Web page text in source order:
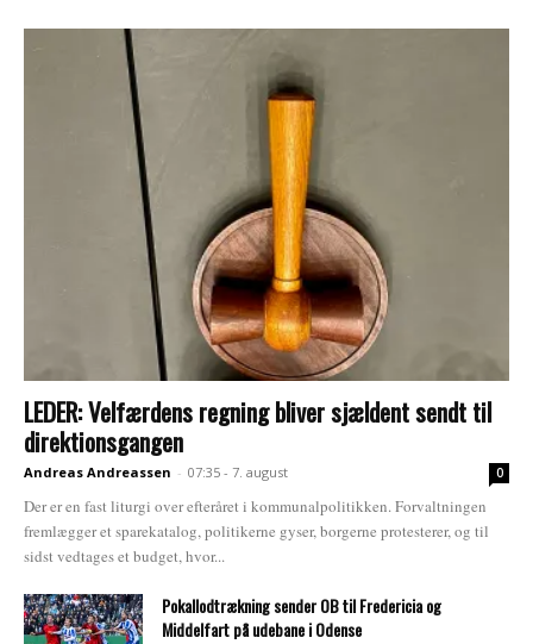
LEDER: Velfærdens regning bliver sjældent sendt til
direktionsgangen
Andreas Andreassen - 07:35 - 7. august 0
Der er en fast liturgi over efteråret i kommunalpolitikken. Forvaltningen
fremlægger et sparekatalog, politikerne gyser, borgerne protesterer, og til
sidst vedtages et budget, hvor...
Pokallodtrækning sender OB til Fredericia og
Middelfart på udebane i Odense